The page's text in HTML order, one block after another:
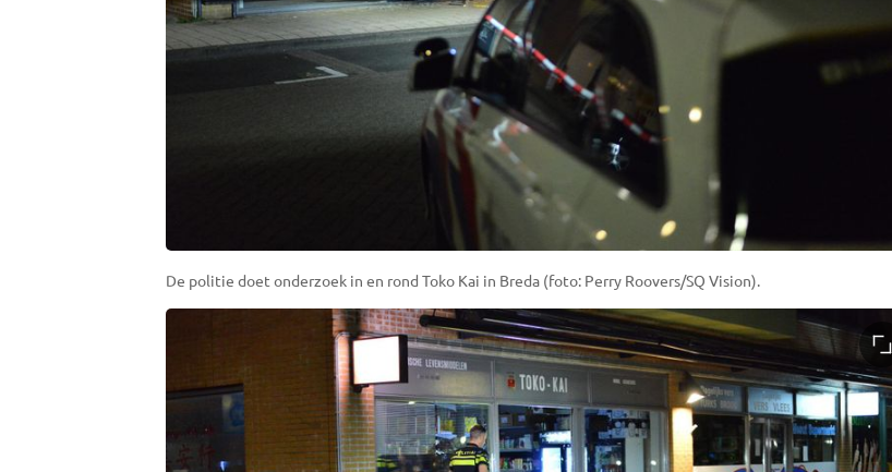
De politie doet onderzoek in en rond Toko Kai in Breda (foto: Perry Roovers/SQ Vision).